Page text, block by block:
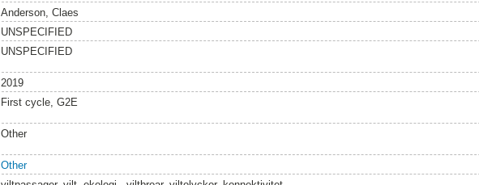
Anderson, Claes
UNSPECIFIED
UNSPECIFIED
2019
First cycle, G2E
Other
Other